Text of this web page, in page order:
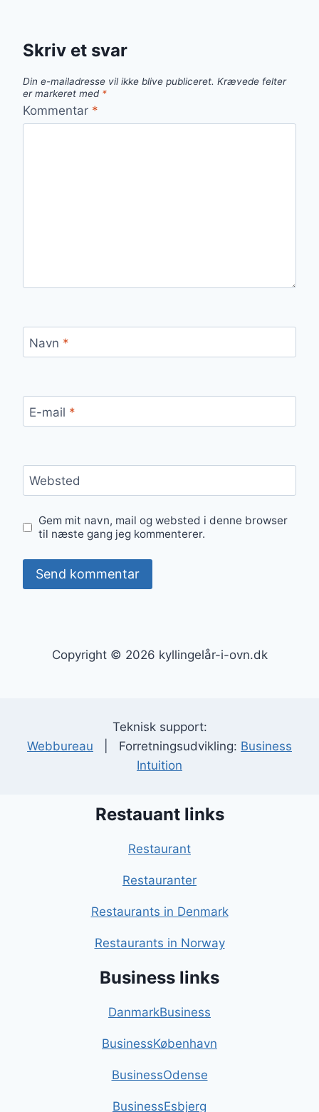
Skriv et svar
Din e-mailadresse vil ikke blive publiceret. Krævede felter
er markeret med *
Kommentar *
Navn *
E-mail *
Websted
Gem mit navn, mail og websted i denne browser
til næste gang jeg kommenterer.
Copyright © 2026 kyllingelår-i-ovn.dk
Teknisk support:
Webbureau | Forretningsudvikling: Business
Intuition
Restauant links
Restaurant
Restauranter
Restaurants in Denmark
Restaurants in Norway
Business links
DanmarkBusiness
BusinessKøbenhavn
BusinessOdense
BusinessEsbjerg